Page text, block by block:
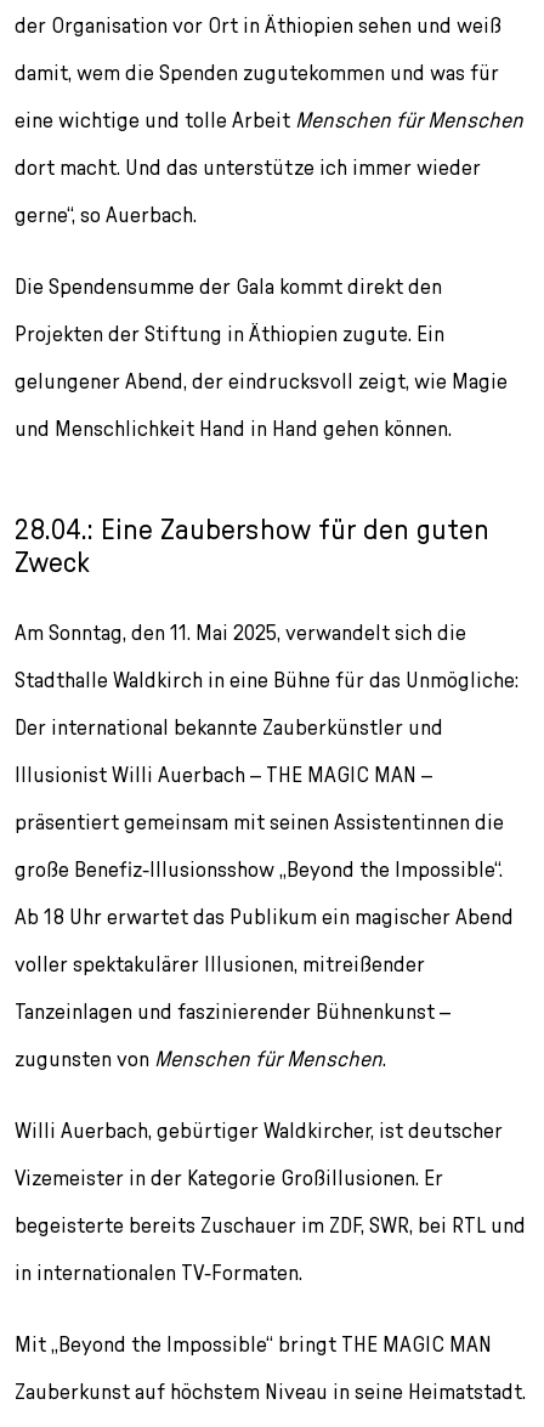
der Organisation vor Ort in Äthiopien sehen und weiß
damit, wem die Spenden zugutekommen und was für
eine wichtige und tolle Arbeit Menschen für Menschen
dort macht. Und das unterstütze ich immer wieder
gerne“, so Auerbach.
Die Spendensumme der Gala kommt direkt den
Projekten der Stiftung in Äthiopien zugute. Ein
gelungener Abend, der eindrucksvoll zeigt, wie Magie
und Menschlichkeit Hand in Hand gehen können.
28.04.: Eine Zaubershow für den guten
Zweck
Am Sonntag, den 11. Mai 2025, verwandelt sich die
Stadthalle Waldkirch in eine Bühne für das Unmögliche:
Der international bekannte Zauberkünstler und
Illusionist Willi Auerbach – THE MAGIC MAN –
präsentiert gemeinsam mit seinen Assistentinnen die
große Benefiz-Illusionsshow „Beyond the Impossible“.
Ab 18 Uhr erwartet das Publikum ein magischer Abend
voller spektakulärer Illusionen, mitreißender
Tanzeinlagen und faszinierender Bühnenkunst –
zugunsten von Menschen für Menschen.
Willi Auerbach, gebürtiger Waldkircher, ist deutscher
Vizemeister in der Kategorie Großillusionen. Er
begeisterte bereits Zuschauer im ZDF, SWR, bei RTL und
in internationalen TV-Formaten.
Mit „Beyond the Impossible“ bringt THE MAGIC MAN
Zauberkunst auf höchstem Niveau in seine Heimatstadt.